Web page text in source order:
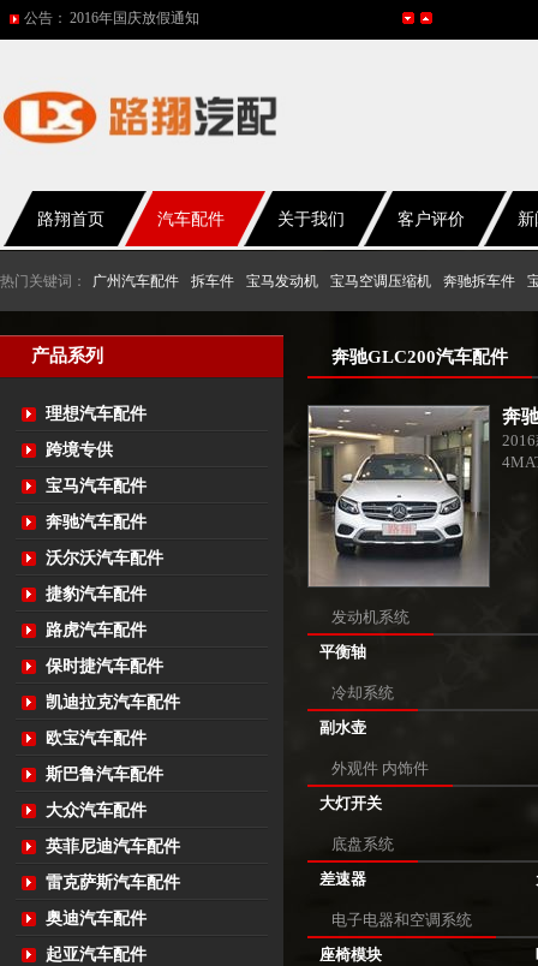
公告：
2016年国庆放假通知
五一放假通知
路翔首页 汽车配件 关于我们 客户评价
热门关键词： 广州汽车配件 拆车件 宝马发动机 宝马空调压缩机 奔驰拆车件
产品系列
理想汽车配件
跨境专供
宝马汽车配件
奔驰汽车配件
沃尔沃汽车配件
捷豹汽车配件
路虎汽车配件
保时捷汽车配件
凯迪拉克汽车配件
欧宝汽车配件
斯巴鲁汽车配件
大众汽车配件
英菲尼迪汽车配件
雷克萨斯汽车配件
奥迪汽车配件
起亚汽车配件
奔驰GLC200汽车配件
奔
发动机系统
平衡轴
冷却系统
副水壶
外观件 内饰件
大灯开关
底盘系统
差速器
电子电器和空调系统
座椅模块